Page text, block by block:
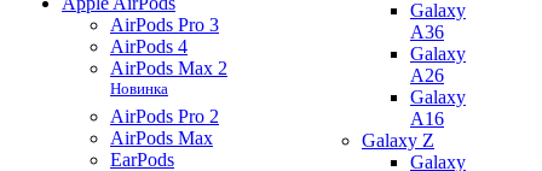
AirPods Pro 3
AirPods 4
AirPods Max 2
Новинка
AirPods Pro 2
AirPods Max
EarPods
Galaxy
A36
Galaxy
A26
Galaxy
A16
Galaxy Z
Galaxy